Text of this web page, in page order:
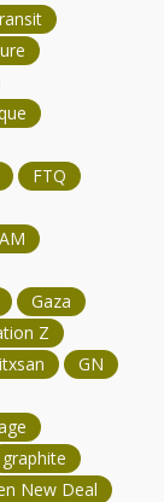
FTQ
Gaza
Z
GN
graphite
New Deal